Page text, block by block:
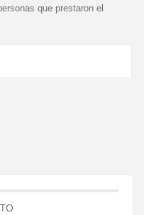
que prestaron el